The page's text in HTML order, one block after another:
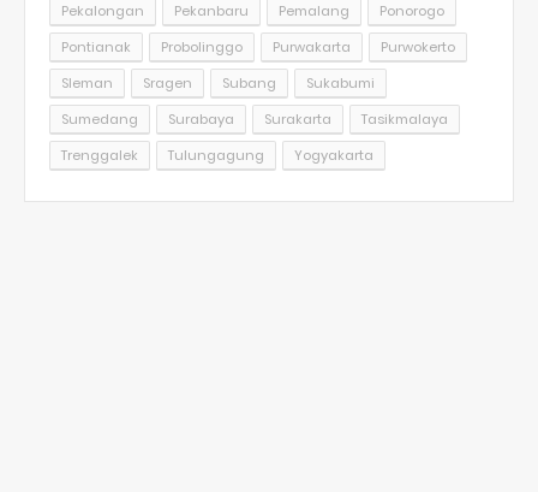
Pekalongan
Pekanbaru Pemalang
Ponorogo
Pontianak
Probolinggo Purwakarta
Purwokerto
Sleman
Sragen Subang
Sukabumi
Sumedang
Surabaya Surakarta
Tasikmalaya
Trenggalek
Tulungagung Yogyakarta